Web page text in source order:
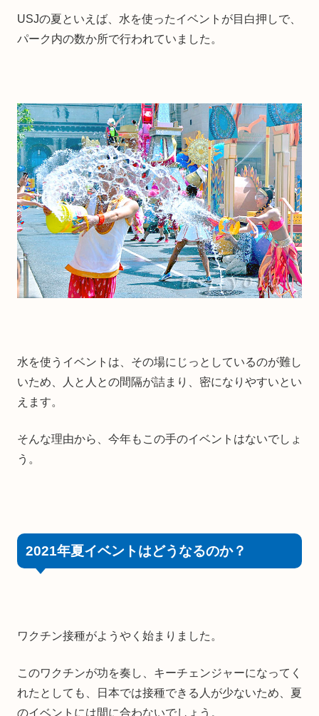
USJの夏といえば、水を使ったイベントが目白押しで、
パーク内の数か所で行われていました。
水を使うイベントは、その場にじっとしているのが難し
いため、人と人との間隔が詰まり、密になりやすいとい
えます。
そんな理由から、今年もこの手のイベントはないでしょ
う。
2021年夏イベントはどうなるのか？
ワクチン接種がようやく始まりました。
このワクチンが功を奏し、キーチェンジャーになってく
れたとしても、日本では接種できる人が少ないため、夏
のイベントには間に合わないでしょう。